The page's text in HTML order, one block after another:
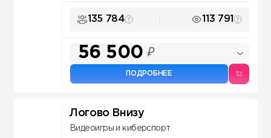
135 784 113 791
56 500 ₽
ПОДРОБНЕЕ
Логово Внизу
Видеоигры и киберспорт